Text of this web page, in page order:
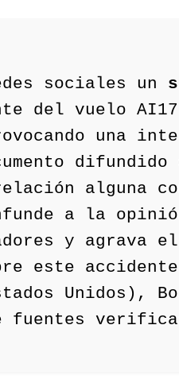
sociales un
del vuelo
una
alguna
a la
y agrava
este
Unidos),
fuentes